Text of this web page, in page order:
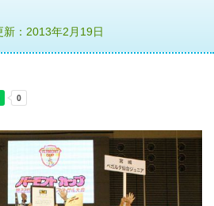
：2013年2月19日